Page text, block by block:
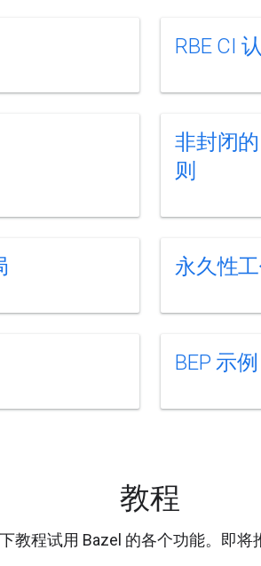
RBE CI
非封闭的
则
永久性
BEP 示例
教程
教程试用 Bazel 的各个功能。即将